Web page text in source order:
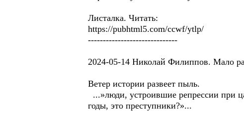
Листалка. Читать:
https://pubhtml5.com/ccwf/ytlp/
------------------------------
2024-05-14 Николай Филиппов. Мало
Ветер истории развеет пыль.
...»люди, устроившие репрессии при
годы, это преступники?»...